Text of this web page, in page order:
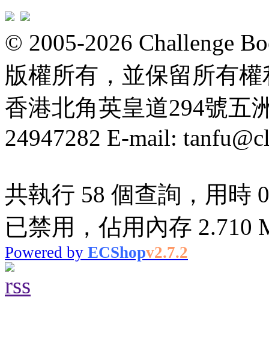
© 2005-2026 Challenge
版權所有，並保留所有權
香港北角英皇道294號五
24947282 E-mail:
共執行 58 個查詢，用時
已禁用，佔用內存 2.710
Powered by ECShopv2.7.2